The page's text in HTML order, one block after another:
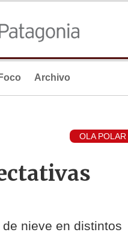
Archivo
OLA POLAR
nieve en distintos